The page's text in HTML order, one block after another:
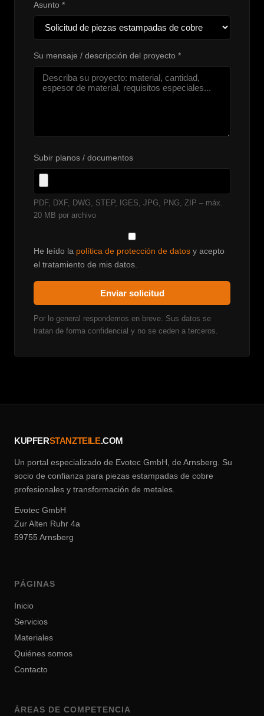
Asunto *
Su mensaje / descripción del proyecto *
Subir planos / documentos
PDF, DXF, DWG, STEP, IGES, JPG, PNG, ZIP – máx.
20 MB por archivo
He leído la política de protección de datos y acepto
el tratamiento de mis datos.
Enviar solicitud
Por lo general respondemos en breve. Sus datos se
tratan de forma confidencial y no se ceden a terceros.
KUPFERSTANZTEILE.COM
Un portal especializado de Evotec GmbH, de Arnsberg. Su
socio de confianza para piezas estampadas de cobre
profesionales y transformación de metales.
Evotec GmbH
Zur Alten Ruhr 4a
59755 Arnsberg
PÁGINAS
Inicio
Servicios
Materiales
Quiénes somos
Contacto
ÁREAS DE COMPETENCIA